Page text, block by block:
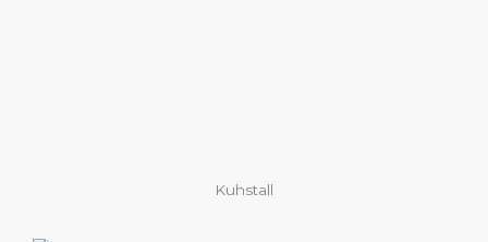
Kuhstall